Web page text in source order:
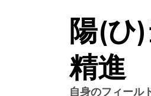
陽(ひ
精進
自身のフィール